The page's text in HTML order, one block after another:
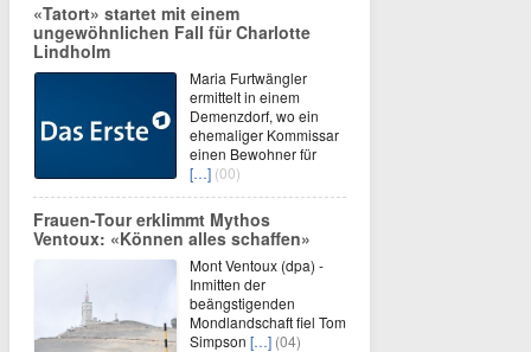
«Tatort» startet mit einem
ungewöhnlichen Fall für Charlotte
Lindholm
Maria Furtwängler
ermittelt in einem
Demenzdorf, wo ein
ehemaliger Kommissar
einen Bewohner für
[…] (00)
Frauen-Tour erklimmt Mythos
Ventoux: «Können alles schaffen»
Mont Ventoux (dpa) -
Inmitten der
beängstigenden
Mondlandschaft fiel Tom
Simpson […] (04)